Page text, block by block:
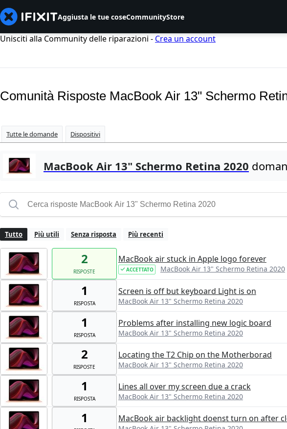
Aggiusta le tue coseCommunityStore
Unisciti alla Community delle riparazioni - Crea un account
Comunità Risposte MacBook Air 13" Schermo
Tutte le domande Dispositivi
MacBook Air 13" Schermo Retina 2020
Tutto Più utili Senza risposta Più recenti
2
RISPOSTE
MacBook air stuck in Apple logo forever
ACCETTATO MacBook Air 13" Schermo Retina 2020
1
RISPOSTA
Screen is off but keyboard Light is on
MacBook Air 13" Schermo Retina 2020
1
RISPOSTA
Problems after installing new logic board
MacBook Air 13" Schermo Retina 2020
2
RISPOSTE
Locating the T2 Chip on the Motherborad
MacBook Air 13" Schermo Retina 2020
1
RISPOSTA
Lines all over my screen due a crack
MacBook Air 13" Schermo Retina 2020
1 MacBook air backlight doenst turn on after